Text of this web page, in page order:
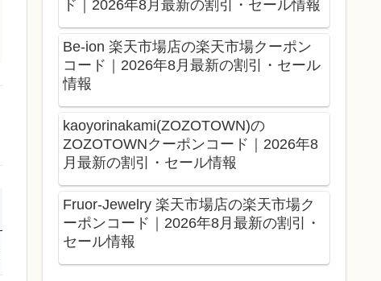
ド｜2026年8月最新の割引・セール情報
Be-ion 楽天市場店の楽天市場クーポン
コード｜2026年8月最新の割引・セール
情報
kaoyorinakami(ZOZOTOWN)の
ZOZOTOWNクーポンコード｜2026年8
月最新の割引・セール情報
Fruor-Jewelry 楽天市場店の楽天市場ク
ーポンコード｜2026年8月最新の割引・
セール情報